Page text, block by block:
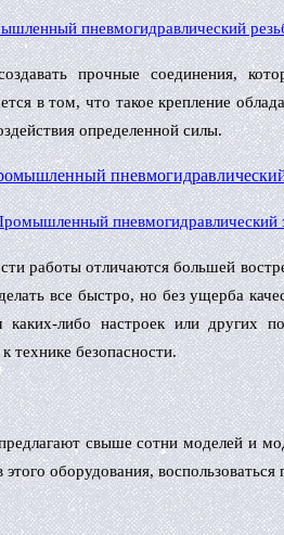
пневмогидравлический
прочные соединения,
в том, что такое крепление
определенной силы.
пневмогидравлический
работы отличаются большей
все быстро, но без ущерба
либо настроек или других
технике безопасности.
свыше сотни моделей и
оборудования,